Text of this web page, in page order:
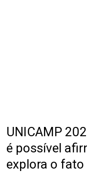
UNICAMP
é possível
explora o